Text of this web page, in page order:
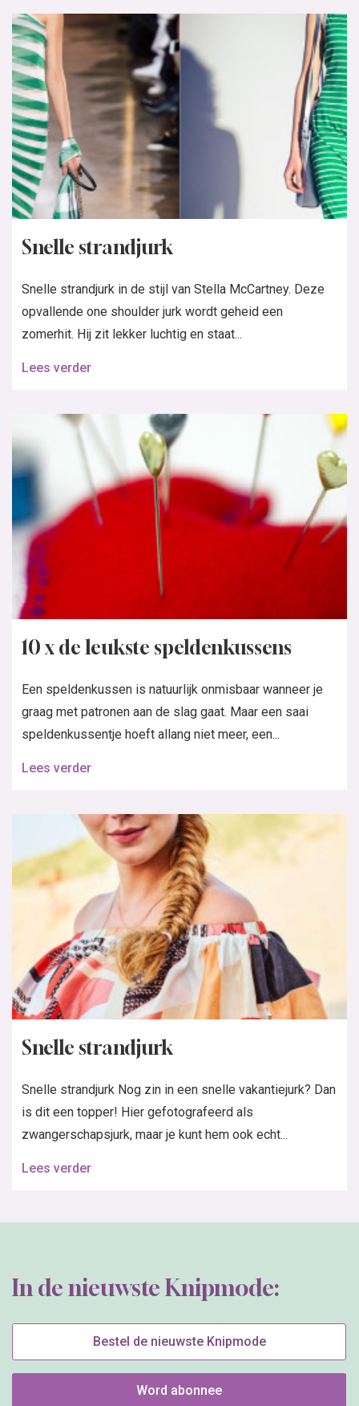
Snelle strandjurk
Snelle strandjurk in de stijl van Stella McCartney. Deze
opvallende one shoulder jurk wordt geheid een
zomerhit. Hij zit lekker luchtig en staat...
Lees verder
10 x de leukste speldenkussens
Een speldenkussen is natuurlijk onmisbaar wanneer je
graag met patronen aan de slag gaat. Maar een saai
speldenkussentje hoeft allang niet meer, een...
Lees verder
Snelle strandjurk
Snelle strandjurk Nog zin in een snelle vakantiejurk? Dan
is dit een topper! Hier gefotografeerd als
zwangerschapsjurk, maar je kunt hem ook echt...
Lees verder
In de nieuwste Knipmode:
Bestel de nieuwste Knipmode
Word abonnee